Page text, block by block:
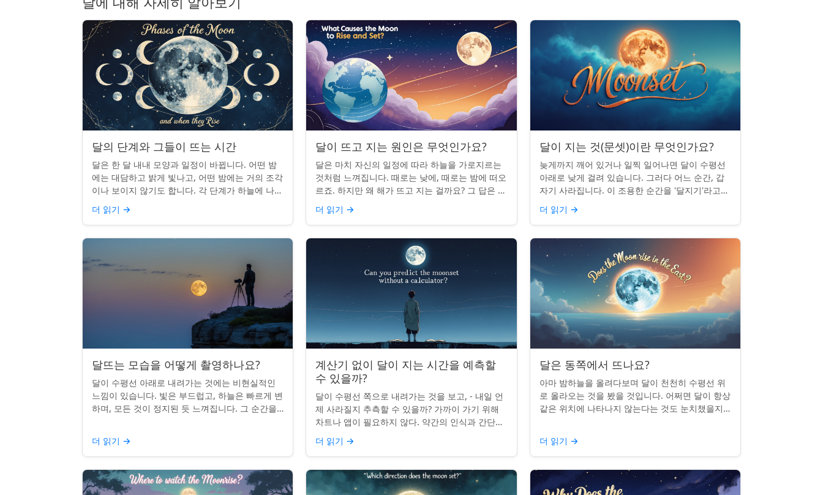
달의 단계와 그들이 뜨는 시간
달은 한 달 내내 모양과 일정이 바뀝니다. 어떤 밤
에는 대담하고 밝게 빛나고, 어떤 밤에는 거의 조각
이나 보이지 않기도 합니다. 각 단계가 하늘에 나타
나는 시기를 궁금해한 적이 있다면, 혼자가 아닙니
다. 사실 그 타...
더 읽기 →
달이 뜨고 지는 원인은 무엇인가요?
달은 마치 자신의 일정에 따라 하늘을 가로지르는
것처럼 느껴집니다. 때로는 낮에, 때로는 밤에 떠오
르죠. 하지만 왜 해가 뜨고 지는 걸까요? 그 답은 단
순히 달에 관한 것이 아니라 우리에 관한 것입니다.
핵심 통찰:...
더 읽기 →
달이 지는 것(문셋)이란 무엇인가요?
늦게까지 깨어 있거나 일찍 일어나면 달이 수평선
아래로 낮게 걸려 있습니다. 그러다 어느 순간, 갑
자기 사라집니다. 이 조용한 순간을 '달지기'라고
부릅니다. 매일 일어나지만 대부분의 사람들은 놓
치곤 합니다. 핵심 ...
더 읽기 →
달뜨는 모습을 어떻게 촬영하나요?
달이 수평선 아래로 내려가는 것에는 비현실적인
느낌이 있습니다. 빛은 부드럽고, 하늘은 빠르게 변
하며, 모든 것이 정지된 듯 느껴집니다. 그 순간을
더 읽기 →
계산기 없이 달이 지는 시간을 예측할
수 있을까?
달이 수평선 쪽으로 내려가는 것을 보고, - 내일 언
제 사라질지 추측할 수 있을까? 가까이 가기 위해
차트나 앱이 필요하지 않다. 약간의 인식과 간단한
요령만 있으면 된다. 주요 통찰력: 오늘의 달 뜨는
시간을 알고...
더 읽기 →
달은 동쪽에서 뜨나요?
아마 밤하늘을 올려다보며 달이 천천히 수평선 위
로 올라오는 것을 봤을 것입니다. 어쩌면 달이 항상
같은 위치에 나타나지 않는다는 것도 눈치챘을지
더 읽기 →